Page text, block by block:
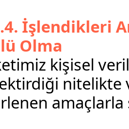
İşlendikleri
Olma
kişisel
nitelikte
amaçlarla